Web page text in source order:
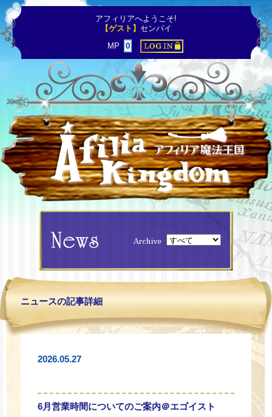
アフィリアへようこそ!
【ゲスト】 センパイ
MP
0
ニュースの記事詳細
2026.05.27
6月営業時間についてのご案内＠エゴイスト